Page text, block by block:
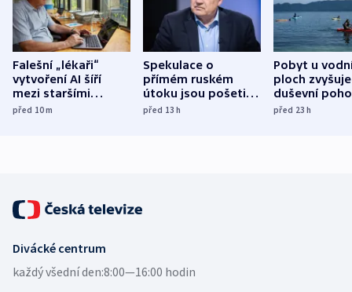
Falešní „lékaři“
vytvoření AI šíří
mezi staršími
Poláky nebezpečné
před 10m
Spekulace o
přímém ruském
útoku jsou pošetilé,
míní estonský
před 13h
Pobyt u
ploch zvyšuje
duševní
ukázala
před 23h
Divácké centrum
každý všední den:8:00—16:00 hodin